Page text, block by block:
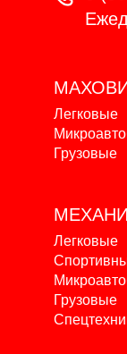
Легковые
Грузовые
Легковые
Грузовые